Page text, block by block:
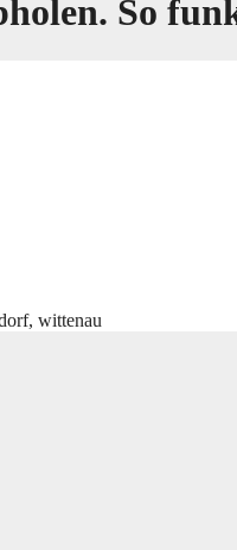
So
, wittenau